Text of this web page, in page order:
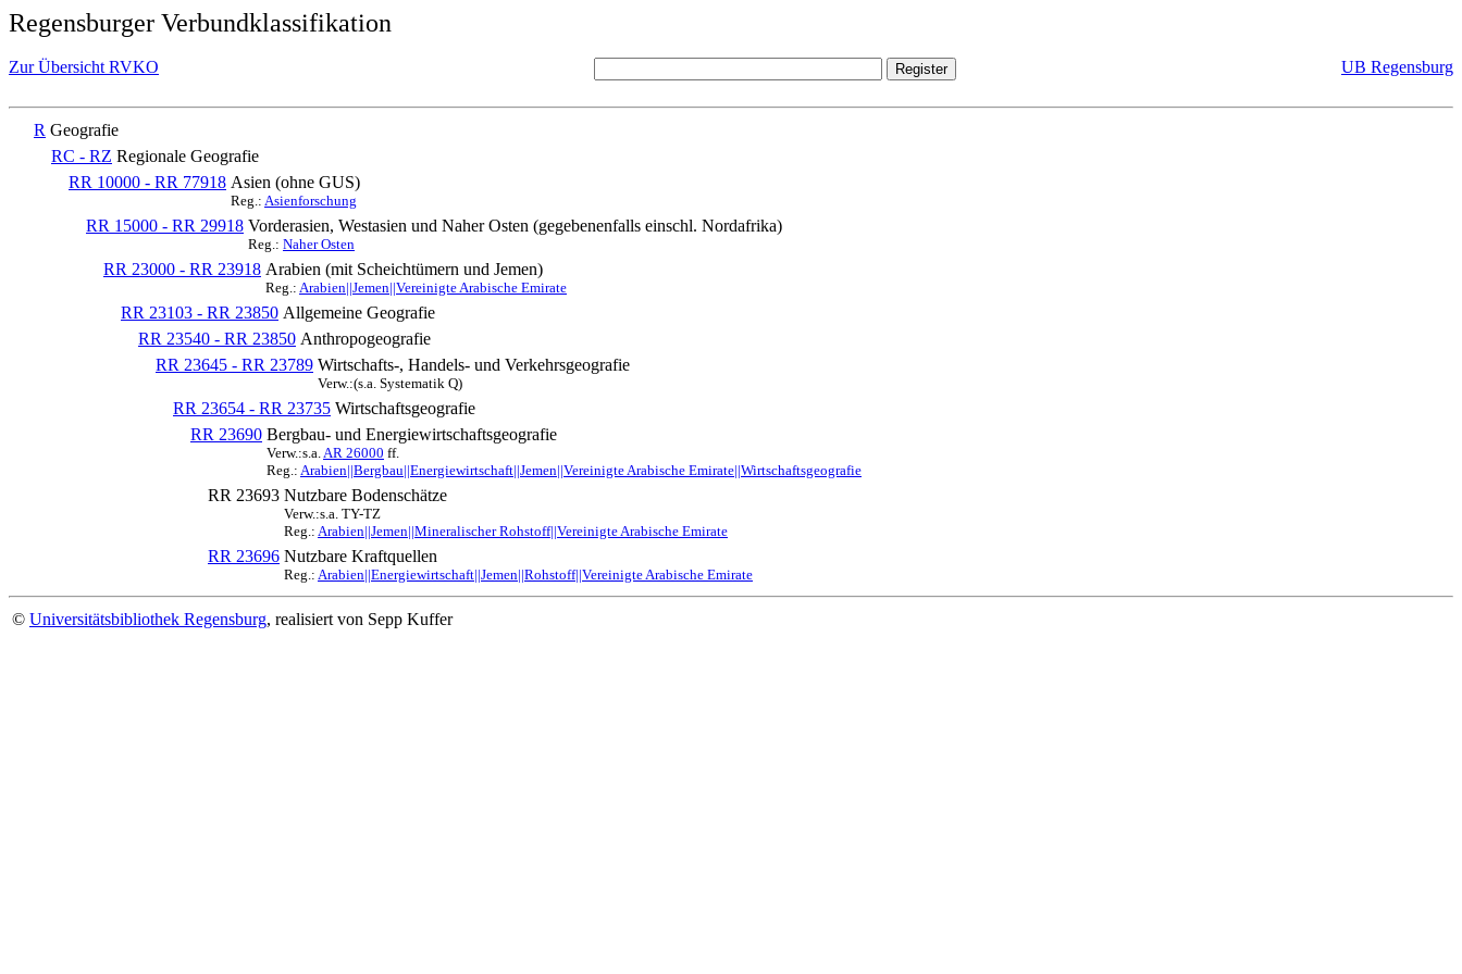
Regensburger Verbundklassifikation
Zur Übersicht RVKO UB Regensburg
R Geografie
RC - RZ Regionale Geografie
RR 10000 - RR 77918 Asien (ohne GUS)
Reg.: Asienforschung
RR 15000 - RR 29918 Vorderasien, Westasien und Naher Osten (gegebenenfalls einschl. Nordafrika)
Reg.: Naher Osten
RR 23000 - RR 23918 Arabien (mit Scheichtümern und Jemen)
Reg.: Arabien||Jemen||Vereinigte Arabische Emirate
RR 23103 - RR 23850 Allgemeine Geografie
RR 23540 - RR 23850 Anthropogeografie
RR 23645 - RR 23789 Wirtschafts-, Handels- und Verkehrsgeografie
Verw.:(s.a. Systematik Q)
RR 23654 - RR 23735 Wirtschaftsgeografie
RR 23690 Bergbau- und Energiewirtschaftsgeografie
Verw.:s.a.AR 26000 ff.
Reg.: Arabien||Bergbau||Energiewirtschaft||Jemen||Vereinigte Arabische Emirate||Wirtschaftsgeografie
RR 23693 Nutzbare Bodenschätze
Verw.:s.a. TY-TZ
Reg.: Arabien||Jemen||Mineralischer Rohstoff||Vereinigte Arabische Emirate
RR 23696 Nutzbare Kraftquellen
Reg.: Arabien||Energiewirtschaft||Jemen||Rohstoff||Vereinigte Arabische Emirate
© Universitätsbibliothek Regensburg, realisiert von Sepp Kuffer